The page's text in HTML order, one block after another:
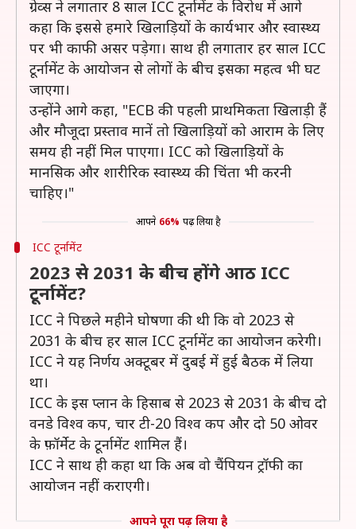
ग्रेव्स ने लगातार 8 साल ICC टूर्नामेंट के विरोध में आगे
कहा कि इससे हमारे खिलाड़ियों के कार्यभार और स्वास्थ्य
पर भी काफी असर पड़ेगा। साथ ही लगातार हर साल ICC
टूर्नामेंट के आयोजन से लोगों के बीच इसका महत्व भी घट
जाएगा।
उन्होंने आगे कहा, "ECB की पहली प्राथमिकता खिलाड़ी हैं
और मौजूदा प्रस्ताव मानें तो खिलाड़ियों को आराम के लिए
समय ही नहीं मिल पाएगा। ICC को खिलाड़ियों के
मानसिक और शारीरिक स्वास्थ्य की चिंता भी करनी
चाहिए।"
आपने 66% पढ़ लिया है
ICC टूर्नामेंट
2023 से 2031 के बीच होंगे आठ ICC
टूर्नामेंट?
ICC ने पिछले महीने घोषणा की थी कि वो 2023 से
2031 के बीच हर साल ICC टूर्नामेंट का आयोजन करेगी।
ICC ने यह निर्णय अक्टूबर में दुबई में हुई बैठक में लिया
था।
ICC के इस प्लान के हिसाब से 2023 से 2031 के बीच दो
वनडे विश्व कप, चार टी-20 विश्व कप और दो 50 ओवर
के फ़ॉर्मेट के टूर्नामेंट शामिल हैं।
ICC ने साथ ही कहा था कि अब वो चैंपियन ट्रॉफी का
आयोजन नहीं कराएगी।
आपने पूरा पढ़ लिया है